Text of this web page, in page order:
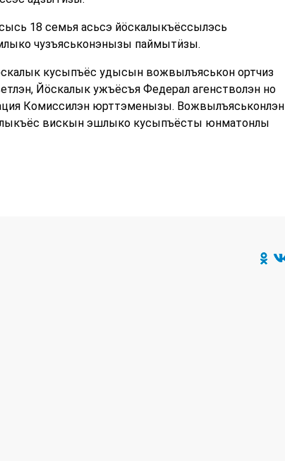
18 семья асьсэ йӧскалыкъёссылэсь
чузъяськонэнызы паймытӥзы.
кусыпъёс удысын вожвылъяськон ортчиз
Йӧскалык ужъёсъя Федерал агенстволэн но
Комиссилэн юрттэменызы. Вожвылъяськонлэн
вискын эшлыко кусыпъёсты юнматонлы